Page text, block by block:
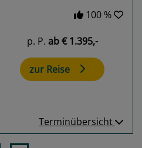
100 %
p. P. ab€ 1.395,-
zur Reise
Terminübersicht